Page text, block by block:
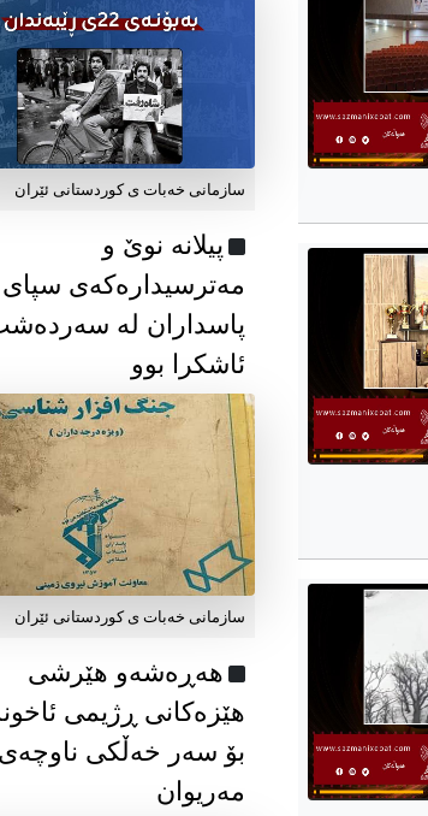
سازمانی خەبات ی كوردستانی ئێران
پیلانە نوێ و
مەترسیدارەکەی سپای
پاسداران لە
ئاشکرا بوو
سازمانی خەبات ی كوردستانی ئێران
هەڕەشەو هێرشی
هێزەکانی ڕژیمی
بۆ سەر خەڵکی
مەریوان